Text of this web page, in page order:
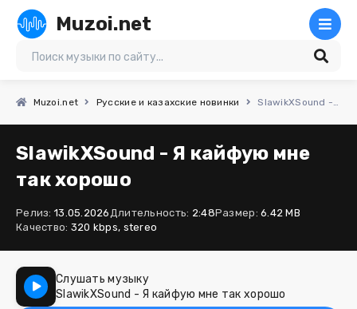
Muzoi.net
Muzoi.net Русские и казахские новинки SlawikXSound - Я кайфую мне так хорошо
SlawikXSound - Я кайфую мне
так хорошо
Релиз: 13.05.2026Длительность: 2:48Размер: 6.42 MB
Качество: 320 kbps, stereo
Слушать музыку
SlawikXSound - Я кайфую мне так хорошо